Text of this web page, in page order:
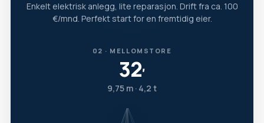
Enkelt elektrisk anlegg, lite reparasjon. Drift fra ca. 100
€/mnd. Perfekt start for en fremtidig eier.
02 · MELLOMSTORE
32′
9,75 m · 4,2 t